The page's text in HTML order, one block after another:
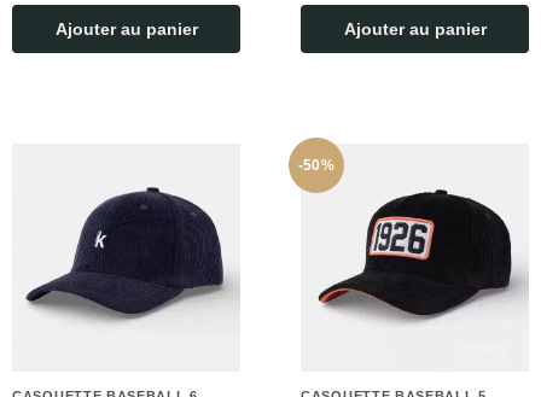
Ajouter au panier Ajouter au panier
-50%